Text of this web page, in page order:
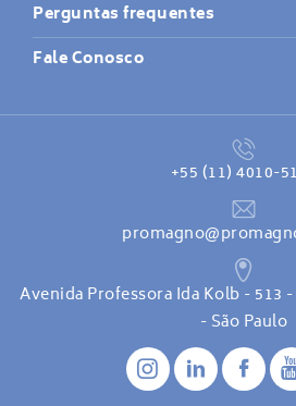
Perguntas frequentes
Fale Conosco
+55 (11) 4010-
Avenida Professora Ida Kolb - 513
- São Paulo